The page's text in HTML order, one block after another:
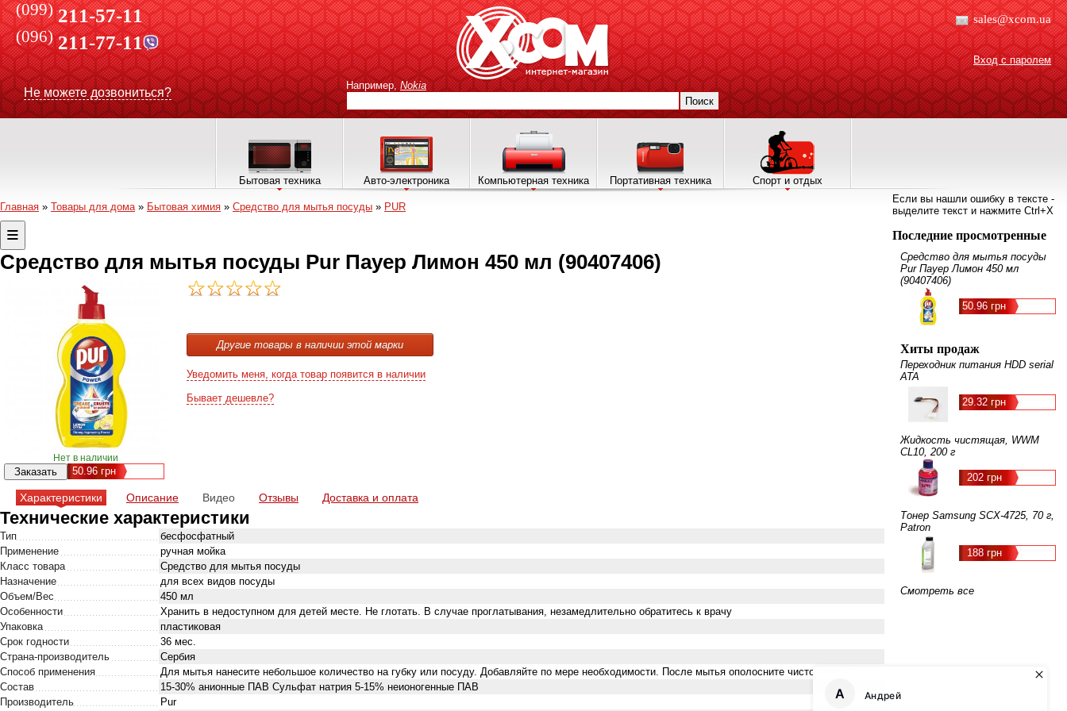
(099) 211-57-11
(096)211-77-11
Не можете дозвониться?
sales@xcom.ua
Вход с паролем
Например, Nokia
Поиск
Бытовая техника Авто-электроника Компьютерная техника Портативная техника Спорт и отдых
Главная » Товары для дома» Бытовая химия » Средство для мытья посуды » PUR
Средство для мытья посуды Pur Пауер Лимон 450 мл (90407406)
Нет в наличии
50.96 грн
Другие товары в наличии этой марки
Уведомить меня, когда товар появится в наличии
Бывает дешевле?
Характеристики Описание Видео Отзывы Доставка и оплата
Технические характеристики
Тип
бесфосфатный
Применение
ручная мойка
Класс товара
Средство для мытья посуды
Назначение
для всех видов посуды
Объем/Вес
450 мл
Особенности
Хранить в недоступном для детей месте. Не глотать. В случае проглатывания, незамедлительно обратитесь к врачу
Упаковка
пластиковая
Срок годности
36 мес.
Страна-производитель
Сербия
Способ применения
Для мытья нанесите небольшое количество на губку или посуду. Добавляйте по мере необходимости. После мытья ополосните чистой водой.
Состав
15-30% анионные ПАВ Cульфат натрия 5-15% неионогенные ПАВ
Производитель
Pur
Если вы нашли ошибку в тексте -
выделите текст и нажмите Ctrl+X
Последние просмотренные
Средство для мытья посуды
Pur Пауер Лимон 450 мл
(90407406)
50.96 грн
Хиты продаж
Переходник питания HDD serial
ATA
29.32 грн
Жидкость чистящая, WWM
CL10, 200 г
202 грн
Тонер Samsung SCX-4725, 70 г,
Patron
188 грн
Смотреть все